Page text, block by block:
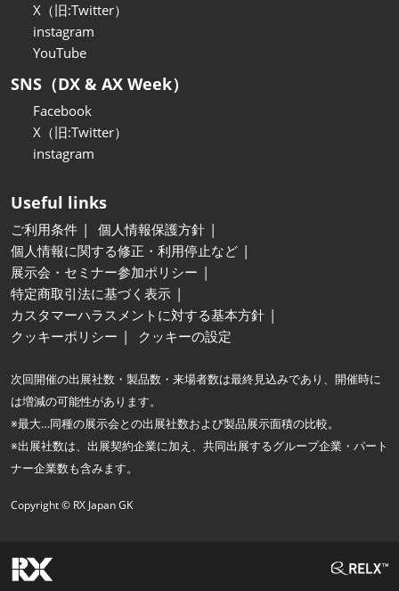
X（旧:Twitter）
instagram
YouTube
SNS（DX & AX Week）
Facebook
X（旧:Twitter）
instagram
Useful links
ご利用条件
個人情報保護方針
個人情報に関する修正・利用停止など
展示会・セミナー参加ポリシー
特定商取引法に基づく表示
カスタマーハラスメントに対する基本方針
クッキーポリシー
クッキーの設定
次回開催の出展社数・製品数・来場者数は最終見込みであり、開催時に
は増減の可能性があります。
※最大…同種の展示会との出展社数および製品展示面積の比較。
※出展社数は、出展契約企業に加え、共同出展するグループ企業・パート
ナー企業数も含みます。
Copyright © RX Japan GK